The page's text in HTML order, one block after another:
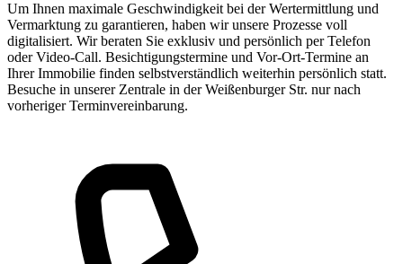
Um Ihnen maximale Geschwindigkeit bei der Wertermittlung und
Vermarktung zu garantieren, haben wir unsere Prozesse voll
digitalisiert. Wir beraten Sie exklusiv und persönlich per Telefon
oder Video-Call. Besichtigungstermine und Vor-Ort-Termine an
Ihrer Immobilie finden selbstverständlich weiterhin persönlich statt.
Besuche in unserer Zentrale in der Weißenburger Str. nur nach
vorheriger Terminvereinbarung.